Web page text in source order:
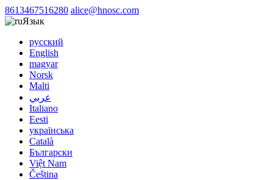
8613467516280 alice@hnosc.com
Язык
русский
English
magyar
Norsk
Malti
عربي
Italiano
Eesti
українська
Català
Български
Việt Nam
Čeština